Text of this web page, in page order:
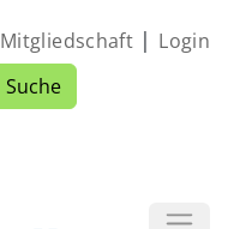
Suche
Mitgliedschaft | Login